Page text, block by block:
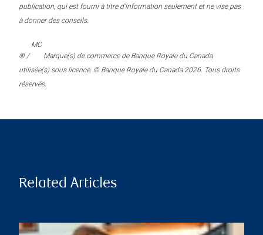
publication, qui est fourni à titre d’information seulement et ne vise pas
à donner des conseils.
® /
MC
Marque(s) de commerce de Banque Royale du Canada
utilisée(s) sous licence. © Banque Royale du Canada 2026. Tous droits
réservés.
Related Articles